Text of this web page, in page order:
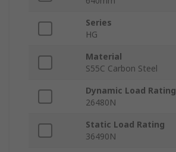
Series
HG
Material
S55C Carbon Steel
Dynamic Load Rating
26480N
Static Load Rating
36490N